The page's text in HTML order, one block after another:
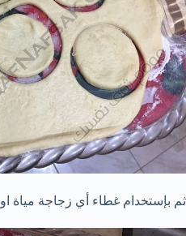
ثم بإستخدام غطاء أي زجاجة